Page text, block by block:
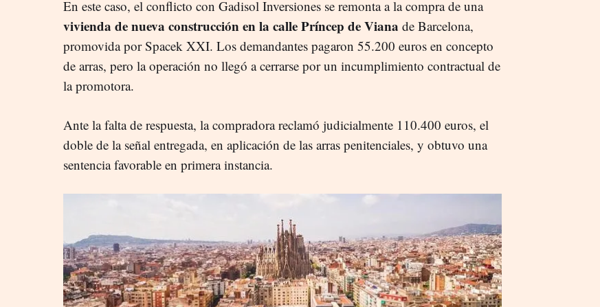
En este caso, el conflicto con Gadisol Inversiones se remonta a la compra de una
vivienda de nueva construcción en la calle Príncep de Viana de Barcelona,
promovida por Spacek XXI. Los demandantes pagaron 55.200 euros en concepto
de arras, pero la operación no llegó a cerrarse por un incumplimiento contractual de
la promotora.
Ante la falta de respuesta, la compradora reclamó judicialmente 110.400 euros, el
doble de la señal entregada, en aplicación de las arras penitenciales, y obtuvo una
sentencia favorable en primera instancia.